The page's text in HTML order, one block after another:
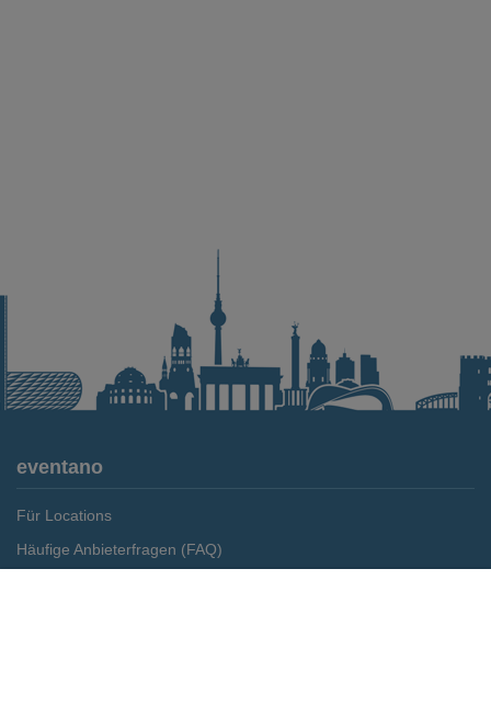
eventano
Für Locations
Häufige Anbieterfragen (FAQ)